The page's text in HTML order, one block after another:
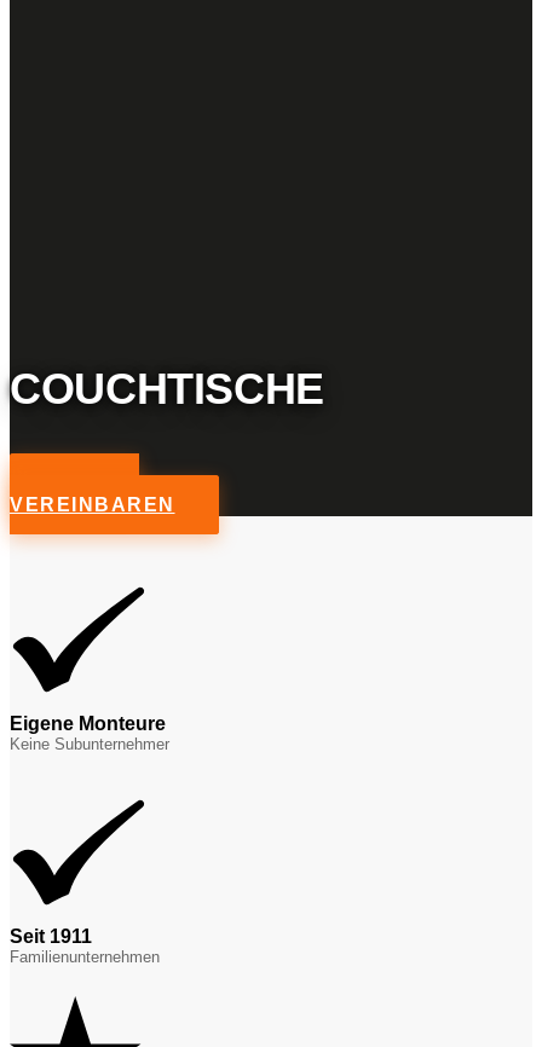
COUCHTISCHE
VEREINBAREN
Eigene Monteure
Keine Subunternehmer
Seit 1911
Familienunternehmen